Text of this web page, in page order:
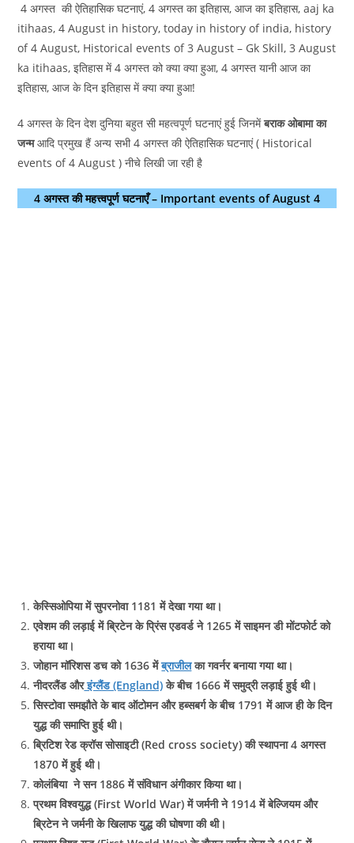
4 अगस्त की ऐतिहासिक घटनाएं, 4 अगस्त का इतिहास, आज का इतिहास, aaj ka
itihaas, 4 August in history, today in history of india, history
of 4 August, Historical events of 3 August – Gk Skill, 3 August
ka itihaas, इतिहास में 4 अगस्त को क्या क्या हुआ, 4 अगस्त यानी आज का
इतिहास, आज के दिन इतिहास में क्या क्या हुआ!
4 अगस्त के दिन देश दुनिया बहुत सी महत्वपूर्ण घटनाएं हुई जिनमेंबराक ओबामा का
जन्मआदि प्रमुख हैं अन्य सभी 4 अगस्त की ऐतिहासिक घटनाएं ( Historical
events of 4 August ) नीचे लिखी जा रही है
4 अगस्त की महत्त्वपूर्ण घटनाएँ – Important events of August 4
केस्सिओपिया में सुपरनोवा 1181 में देखा गया था।
एवेशम की लड़ाई में ब्रिटेन के प्रिंस एडवर्ड ने 1265 में साइमन डी मोंटफोर्ट को
हराया था।
जोहान मॉरिशस डच को 1636 मेंब्राजीलका गवर्नर बनाया गया था।
नीदरलैंड औरइंग्लैंड (England)के बीच 1666 में समुद्री लड़ाई हुई थी।
सिस्टोवा समझौते के बाद ऑटोमन और हब्सबर्ग के बीच 1791 में आज ही के दिन
युद्ध की समाप्ति हुई थी।
ब्रिटिश रेड क्रॉस सोसाइटी (Red cross society) की स्थापना 4 अगस्त
1870 में हुई थी।
कोलंबिया ने सन 1886 में संविधान अंगीकार किया था।
प्रथम विश्वयुद्ध (First World War) में जर्मनी ने 1914 में बेल्जियम और
ब्रिटेन ने जर्मनी के खिलाफ युद्ध की घोषणा की थी।